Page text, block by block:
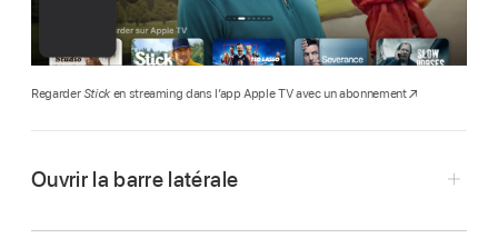
Regarder Stick en streaming dans l’app Apple TV avec un abonnement
Ouvrir la barre latérale